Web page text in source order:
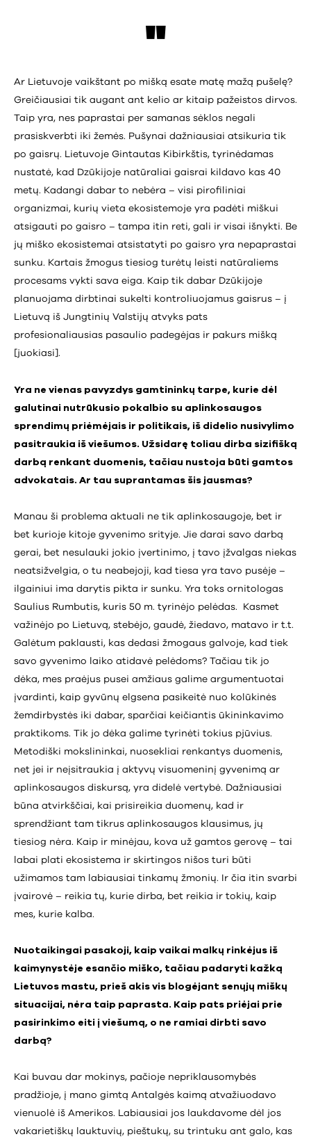
Ar Lietuvoje vaikštant po mišką esate matę mažą pušelę?
Greičiausiai tik augant ant kelio ar kitaip pažeistos dirvos.
Taip yra, nes paprastai per samanas sėklos negali
prasiskverbti iki žemės. Pušynai dažniausiai atsikuria tik
po gaisrų. Lietuvoje Gintautas Kibirkštis, tyrinėdamas
nustatė, kad Dzūkijoje natūraliai gaisrai kildavo kas 40
metų. Kadangi dabar to nebėra – visi pirofiliniai
organizmai, kurių vieta ekosistemoje yra padėti miškui
atsigauti po gaisro – tampa itin reti, gali ir visai išnykti. Be
jų miško ekosistemai atsistatyti po gaisro yra nepaprastai
sunku. Kartais žmogus tiesiog turėtų leisti natūraliems
procesams vykti sava eiga. Kaip tik dabar Dzūkijoje
planuojama dirbtinai sukelti kontroliuojamus gaisrus – į
Lietuvą iš Jungtinių Valstijų atvyks pats
profesionaliausias pasaulio padegėjas ir pakurs mišką
[juokiasi].
Yra ne vienas pavyzdys gamtininkų tarpe, kurie dėl
galutinai nutrūkusio pokalbio su aplinkosaugos
sprendimų priėmėjais ir politikais, iš didelio nusivylimo
pasitraukia iš viešumos. Užsidarę toliau dirba sizifišką
darbą renkant duomenis, tačiau nustoja būti gamtos
advokatais. Ar tau suprantamas šis jausmas?
Manau ši problema aktuali ne tik aplinkosaugoje, bet ir
bet kurioje kitoje gyvenimo srityje. Jie darai savo darbą
gerai, bet nesulauki jokio įvertinimo, į tavo įžvalgas niekas
neatsižvelgia, o tu neabejoji, kad tiesa yra tavo pusėje –
ilgainiui ima darytis pikta ir sunku. Yra toks ornitologas
Saulius Rumbutis, kuris 50 m. tyrinėjo pelėdas. Kasmet
važinėjo po Lietuvą, stebėjo, gaudė, žiedavo, matavo ir t.t.
Galėtum paklausti, kas dedasi žmogaus galvoje, kad tiek
savo gyvenimo laiko atidavė pelėdoms? Tačiau tik jo
dėka, mes praėjus pusei amžiaus galime argumentuotai
įvardinti, kaip gyvūnų elgsena pasikeitė nuo kolūkinės
žemdirbystės iki dabar, sparčiai keičiantis ūkininkavimo
praktikoms. Tik jo dėka galime tyrinėti tokius pjūvius.
Metodiški mokslininkai, nuosekliai renkantys duomenis,
net jei ir neįsitraukia į aktyvų visuomeninį gyvenimą ar
aplinkosaugos diskursą, yra didelė vertybė. Dažniausiai
būna atvirkščiai, kai prisireikia duomenų, kad ir
sprendžiant tam tikrus aplinkosaugos klausimus, jų
tiesiog nėra. Kaip ir minėjau, kova už gamtos gerovę – tai
labai plati ekosistema ir skirtingos nišos turi būti
užimamos tam labiausiai tinkamų žmonių. Ir čia itin svarbi
įvairovė – reikia tų, kurie dirba, bet reikia ir tokių, kaip
mes, kurie kalba.
Nuotaikingai pasakoji, kaip vaikai malkų rinkėjus iš
kaimynystėje esančio miško, tačiau padaryti kažką
Lietuvos mastu, prieš akis vis blogėjant senųjų miškų
situacijai, nėra taip paprasta. Kaip pats priėjai prie
pasirinkimo eiti į viešumą, o ne ramiai dirbti savo
darbą?
Kai buvau dar mokinys, pačioje nepriklausomybės
pradžioje, į mano gimtą Antalgės kaimą atvažiuodavo
vienuolė iš Amerikos. Labiausiai jos laukdavome dėl jos
vakarietiškų lauktuvių, pieštukų, su trintuku ant galo, kas